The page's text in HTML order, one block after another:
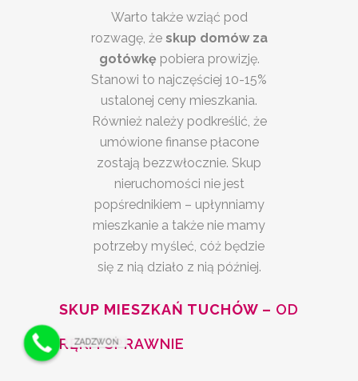
Warto także wziąć pod
rozwagę, że skup domów za
gotówkępobiera prowizję.
Stanowi to najczęściej 10-15%
ustalonej ceny mieszkania.
Również należy podkreślić, że
umówione finanse płacone
zostają bezzwłocznie. Skup
nieruchomości nie jest
popśrednikiem – upłynniamy
mieszkanie a także nie mamy
potrzeby myśleć, cóż będzie
się z nią działo z nią później.
SKUP MIESZKAŃ TUCHÓW – OD
RĘKI I SPRAWNIE
ZADZWOŃ